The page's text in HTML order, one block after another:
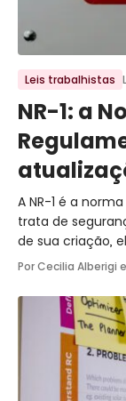
Ir para o post
Leis trabalhistas
NR-1: a
A NR-1 é a
trata de
de sua criação,
trata também de
Por Cecilia Alberigi